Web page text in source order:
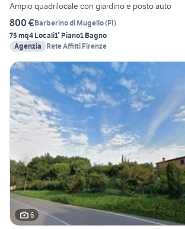
Ampio quadrilocale con giardino e posto auto
800 €Barberino di Mugello(FI)
75 mq4 Locali1° Piano1 Bagno
Agenzia
Rete Affitti Firenze
6